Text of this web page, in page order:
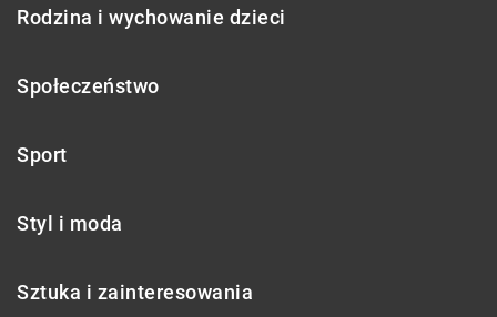
Rodzina i wychowanie dzieci
Społeczeństwo
Sport
Styl i moda
Sztuka i zainteresowania